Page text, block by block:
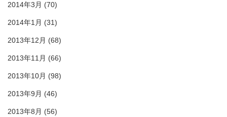
2014年3月 (70)
2014年1月 (31)
2013年12月 (68)
2013年11月 (66)
2013年10月 (98)
2013年9月 (46)
2013年8月 (56)